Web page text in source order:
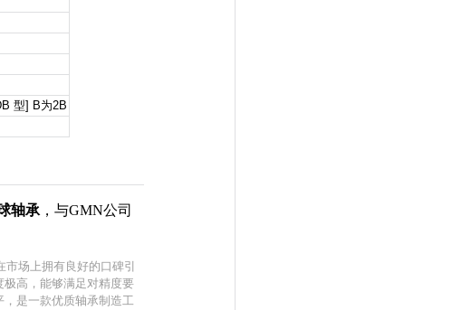
型] B为2B
轴承 ，与GMN公司
场上拥有良好的口碑引
高，能够满足对精度要
是一款优质轴承制造工